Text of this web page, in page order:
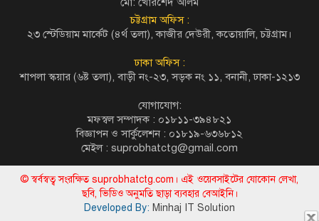
চট্টগ্রাম অফিস :
২৩ স্টেডিয়াম মার্কেট (৪র্থ তলা), কাজীর দেউরী, কতোয়ালি, চট্টগ্রাম।
ঢাকা অফিস :
শাপলা স্কয়ার (৬ষ্ট তলা), বাড়ী নং-২৩, সড়ক নং ১১, বনানী, ঢাকা-১২১৩
যোগাযোগ:
মফস্বল সম্পাদক : ০১৮১১-৩৯৪৮২১
বিজ্ঞাপন ও সার্কুলেশন : ০১৮১৯-৬৩৬৮১২
মেইল : suprobhatctg@gmail.com
© স্বর্বস্বত্ব সংরক্ষিত suprobhatctg.com। এই ওয়েবসাইটের যোকোন লেখা,
ছবি, ভিডিও অনুমতি ছাড়া ব্যবহার বেআইনি।
Developed By: Minhaj IT Solution